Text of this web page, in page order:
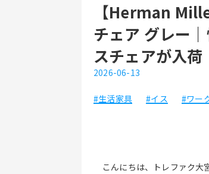
【Herman
チェア グレー
スチェアが入荷
2026-06-13
#生活家具 #イス #ワー
こんにちは、トレファク大